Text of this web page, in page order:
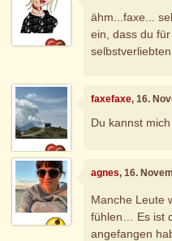
ähm...faxe...
ein, dass du
faxefaxe, 16.
Du kannst
agnes, 16.
Manche Leute
fühlen… Es ist
angefangen